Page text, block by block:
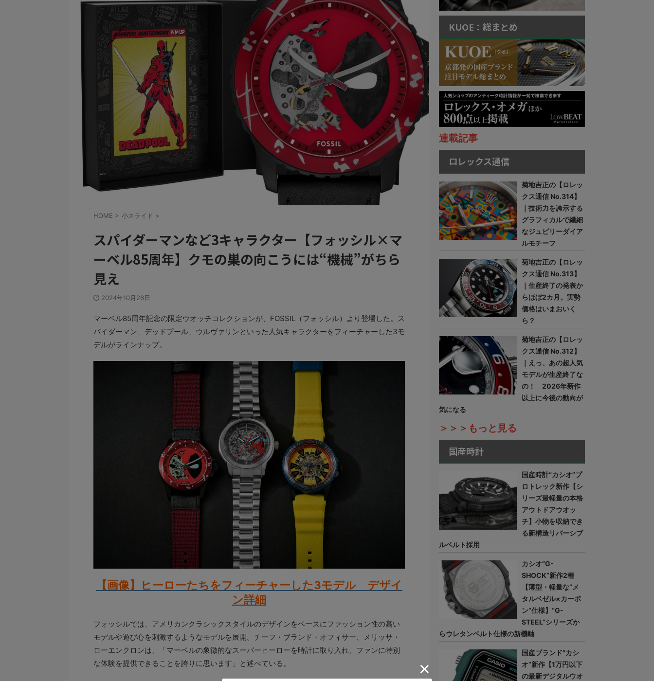
HOME > 小スライド >
スパイダーマンなど3キャラクター【フォッシル×マ
ーベル85周年】クモの巣の向こうには“機械”がちら
見え
2024年10月26日
マーベル85周年記念の限定ウオッチコレクションが、FOSSIL（フォッシル）より登場した。ス
パイダーマン、デッドプール、ウルヴァリンといった人気キャラクターをフィーチャーした3モ
デルがラインナップ。
【画像】ヒーローたちをフィーチャーした3モデル デザイ
ン詳細
フォッシルでは、アメリカンクラシックスタイルのデザインをベースにファッション性の高い
モデルや遊び心を刺激するようなモデルを展開。チーフ・ブランド・オフィサー、メリッサ・
ローエンクロンは、「マーベルの象徴的なスーパーヒーローを時計に取り入れ、ファンに特別
な体験を提供できることを誇りに思います」と述べている。
KUOE：総まとめ
連載記事
ロレックス通信
菊地吉正の【ロレッ
クス通信 No.314】
｜技術力を誇示する
グラフィカルで繊細
なジュビリーダイア
ルモチーフ
菊地吉正の【ロレッ
クス通信 No.313】
｜生産終了の発表か
らほぼ2カ月。実勢
価格はいまおいく
ら？
菊地吉正の【ロレッ
クス通信 No.312】
｜えっ、あの超人気
モデルが生産終了な
の！ 2026年新作
以上に今後の動向が
気になる
＞＞＞もっと見る
国産時計
国産時計“カシオ”プ
ロトレック新作【シ
リーズ最軽量の本格
アウトドアウオッ
チ】小物を収納でき
る新構造リバーシブ
ルベルト採用
カシオ“G-
SHOCK”新作2種
【薄型・軽量な“メ
タルベゼル×カーボ
ン”仕様】“G-
STEEL”シリーズか
らウレタンベルト仕様の新機軸
国産ブランド“カシ
オ”新作【1万円以下
の最新デジタルウオ